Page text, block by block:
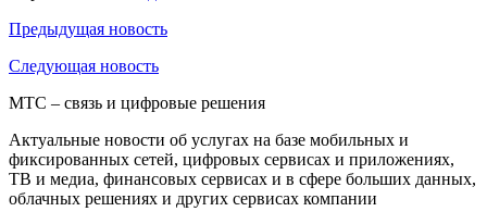
Предыдущая новость
Следующая новость
МТС – связь и цифровые решения
Актуальные новости об услугах на базе мобильных и
фиксированных сетей, цифровых сервисах и приложениях,
ТВ и медиа, финансовых сервисах и в сфере больших данных,
облачных решениях и других сервисах компании